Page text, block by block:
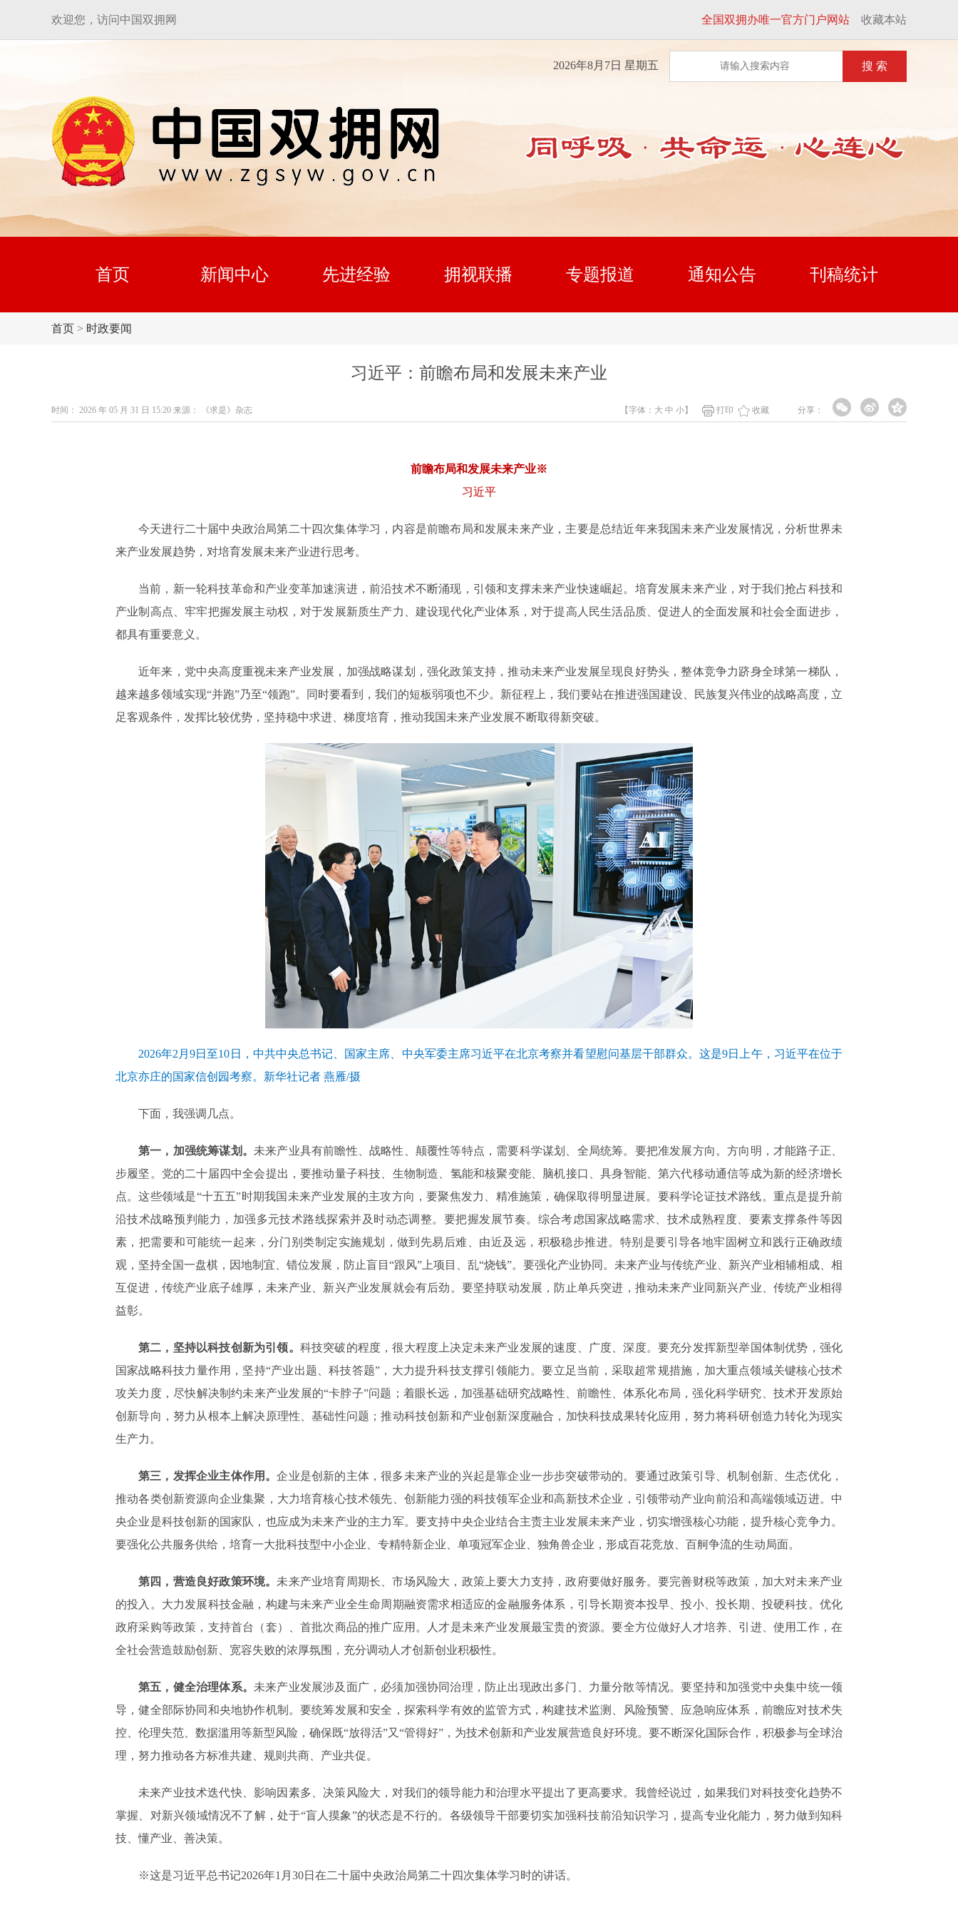
欢迎您，访问中国双拥网 全国双拥办唯一官方门户网站 收藏本站
搜 索
2026年8月7日 星期五
首页 新闻中心 先进经验 拥视联播 专题报道 通知公告 刊稿统计
首页 > 时政要闻
习近平：前瞻布局和发展未来产业
时间： 2026 年 05 月 31 日 15:20 来源： 《求是》杂志 分享：
【字体： 大 中 小】 打印 收藏
前瞻布局和发展未来产业※
习近平
今天进行二十届中央政治局第二十四次集体学习，内容是前瞻布局和发展未来产业，主要是总结近年来我国未来产业发展情况，分析世界未
来产业发展趋势，对培育发展未来产业进行思考。
当前，新一轮科技革命和产业变革加速演进，前沿技术不断涌现，引领和支撑未来产业快速崛起。培育发展未来产业，对于我们抢占科技和
产业制高点、牢牢把握发展主动权，对于发展新质生产力、建设现代化产业体系，对于提高人民生活品质、促进人的全面发展和社会全面进步，
都具有重要意义。
近年来，党中央高度重视未来产业发展，加强战略谋划，强化政策支持，推动未来产业发展呈现良好势头，整体竞争力跻身全球第一梯队，
越来越多领域实现“并跑”乃至“领跑”。同时要看到，我们的短板弱项也不少。新征程上，我们要站在推进强国建设、民族复兴伟业的战略高度，立
足客观条件，发挥比较优势，坚持稳中求进、梯度培育，推动我国未来产业发展不断取得新突破。
2026年2月9日至10日，中共中央总书记、国家主席、中央军委主席习近平在北京考察并看望慰问基层干部群众。这是9日上午，习近平在位于
北京亦庄的国家信创园考察。新华社记者 燕雁/摄
下面，我强调几点。
第一，加强统筹谋划。 未来产业具有前瞻性、战略性、颠覆性等特点，需要科学谋划、全局统筹。要把准发展方向。方向明，才能路子正、
步履坚。党的二十届四中全会提出，要推动量子科技、生物制造、氢能和核聚变能、脑机接口、具身智能、第六代移动通信等成为新的经济增长
点。这些领域是“十五五”时期我国未来产业发展的主攻方向，要聚焦发力、精准施策，确保取得明显进展。要科学论证技术路线。重点是提升前
沿技术战略预判能力，加强多元技术路线探索并及时动态调整。要把握发展节奏。综合考虑国家战略需求、技术成熟程度、要素支撑条件等因
素，把需要和可能统一起来，分门别类制定实施规划，做到先易后难、由近及远，积极稳步推进。特别是要引导各地牢固树立和践行正确政绩
观，坚持全国一盘棋，因地制宜、错位发展，防止盲目“跟风”上项目、乱“烧钱”。要强化产业协同。未来产业与传统产业、新兴产业相辅相成、相
互促进，传统产业底子雄厚，未来产业、新兴产业发展就会有后劲。要坚持联动发展，防止单兵突进，推动未来产业同新兴产业、传统产业相得
益彰。
第二，坚持以科技创新为引领。 科技突破的程度，很大程度上决定未来产业发展的速度、广度、深度。要充分发挥新型举国体制优势，强化
国家战略科技力量作用，坚持“产业出题、科技答题”，大力提升科技支撑引领能力。要立足当前，采取超常规措施，加大重点领域关键核心技术
攻关力度，尽快解决制约未来产业发展的“卡脖子”问题；着眼长远，加强基础研究战略性、前瞻性、体系化布局，强化科学研究、技术开发原始
创新导向，努力从根本上解决原理性、基础性问题；推动科技创新和产业创新深度融合，加快科技成果转化应用，努力将科研创造力转化为现实
生产力。
第三，发挥企业主体作用。企业是创新的主体，很多未来产业的兴起是靠企业一步步突破带动的。要通过政策引导、机制创新、生态优化，
推动各类创新资源向企业集聚，大力培育核心技术领先、创新能力强的科技领军企业和高新技术企业，引领带动产业向前沿和高端领域迈进。中
央企业是科技创新的国家队，也应成为未来产业的主力军。要支持中央企业结合主责主业发展未来产业，切实增强核心功能，提升核心竞争力。
要强化公共服务供给，培育一大批科技型中小企业、专精特新企业、单项冠军企业、独角兽企业，形成百花竞放、百舸争流的生动局面。
第四，营造良好政策环境。 未来产业培育周期长、市场风险大，政策上要大力支持，政府要做好服务。要完善财税等政策，加大对未来产业
的投入。大力发展科技金融，构建与未来产业全生命周期融资需求相适应的金融服务体系，引导长期资本投早、投小、投长期、投硬科技。优化
政府采购等政策，支持首台（套）、首批次商品的推广应用。人才是未来产业发展最宝贵的资源。要全方位做好人才培养、引进、使用工作，在
全社会营造鼓励创新、宽容失败的浓厚氛围，充分调动人才创新创业积极性。
第五，健全治理体系。 未来产业发展涉及面广，必须加强协同治理，防止出现政出多门、力量分散等情况。要坚持和加强党中央集中统一领
导，健全部际协同和央地协作机制。要统筹发展和安全，探索科学有效的监管方式，构建技术监测、风险预警、应急响应体系，前瞻应对技术失
控、伦理失范、数据滥用等新型风险，确保既“放得活”又“管得好”，为技术创新和产业发展营造良好环境。要不断深化国际合作，积极参与全球治
理，努力推动各方标准共建、规则共商、产业共促。
未来产业技术迭代快、影响因素多、决策风险大，对我们的领导能力和治理水平提出了更高要求。我曾经说过，如果我们对科技变化趋势不
掌握、对新兴领域情况不了解，处于“盲人摸象”的状态是不行的。各级领导干部要切实加强科技前沿知识学习，提高专业化能力，努力做到知科
技、懂产业、善决策。
※这是习近平总书记2026年1月30日在二十届中央政治局第二十四次集体学习时的讲话。